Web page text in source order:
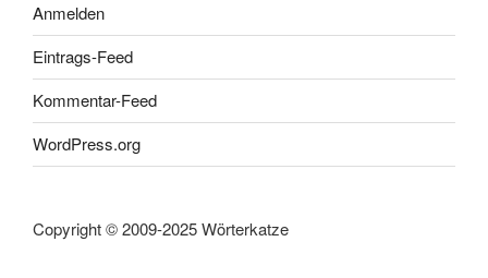
Anmelden
Eintrags-Feed
Kommentar-Feed
WordPress.org
Copyright © 2009-2025 Wörterkatze